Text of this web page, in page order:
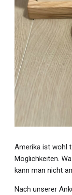
Amerika ist wohl
Möglichkeiten.
kann man nicht
Nach unserer